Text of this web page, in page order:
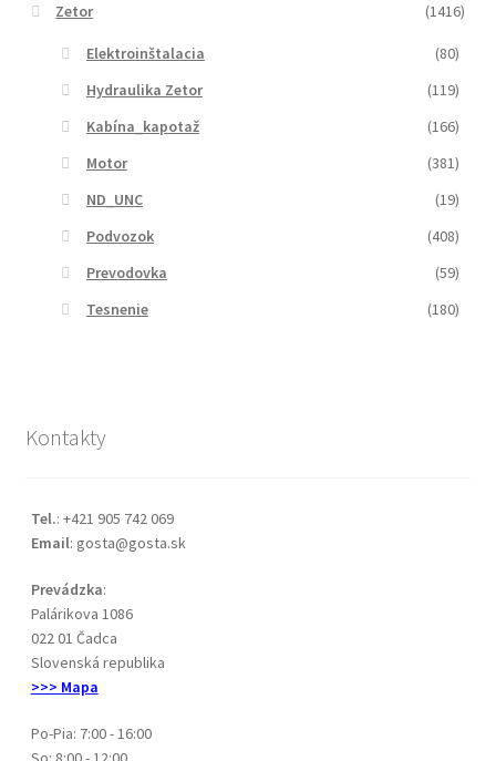
Zetor
(1416)
Elektroinštalacia
(80)
Hydraulika Zetor
(119)
Kabína_kapotaž
(166)
Motor
(381)
ND_UNC
(19)
Podvozok
(408)
Prevodovka
(59)
Tesnenie
(180)
Kontakty
Tel.: +421 905 742 069
Email: gosta@gosta.sk
Prevádzka:
Palárikova 1086
022 01 Čadca
Slovenská republika
>>> Mapa
Po-Pia: 7:00 - 16:00